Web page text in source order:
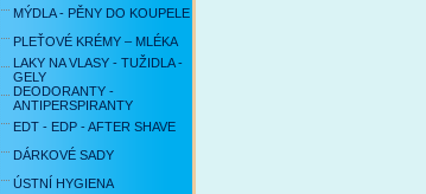
MÝDLA - PĚNY DO KOUPELE
PLEŤOVÉ KRÉMY – MLÉKA
LAKY NA VLASY - TUŽIDLA -
GELY
DEODORANTY -
ANTIPERSPIRANTY
EDT - EDP - AFTER SHAVE
DÁRKOVÉ SADY
ÚSTNÍ HYGIENA